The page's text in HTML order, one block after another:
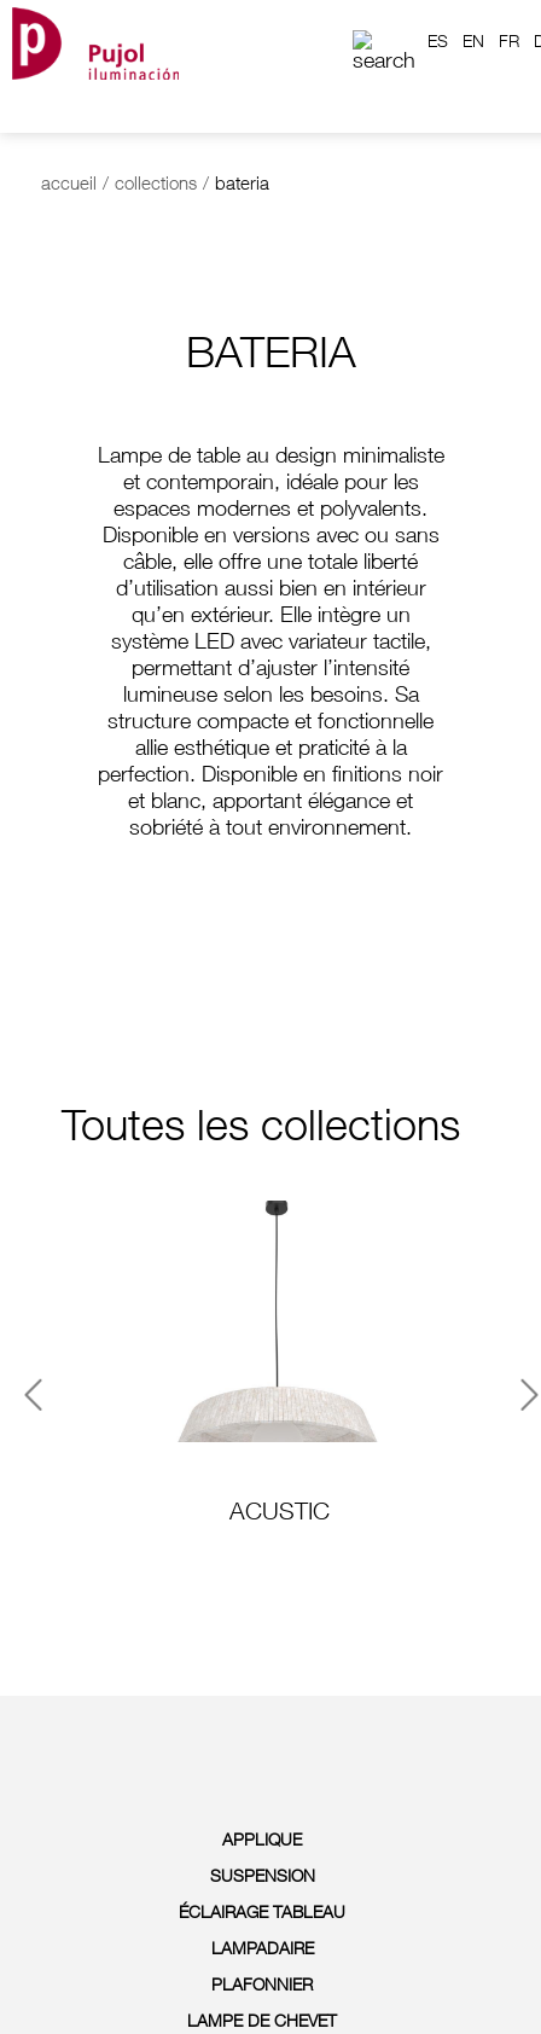
ES EN FR
accueil / collections / bateria
BATERIA
Lampe de table au design minimaliste
et contemporain, idéale pour les
espaces modernes et polyvalents.
Disponible en versions avec ou sans
câble, elle offre une totale liberté
d’utilisation aussi bien en intérieur
qu’en extérieur. Elle intègre un
système LED avec variateur tactile,
permettant d’ajuster l’intensité
lumineuse selon les besoins. Sa
structure compacte et fonctionnelle
allie esthétique et praticité à la
perfection. Disponible en finitions noir
et blanc, apportant élégance et
sobriété à tout environnement.
Toutes les collections
Previous
ACUSTIC
APPLIQUE
SUSPENSION
ÉCLAIRAGE TABLEAU
LAMPADAIRE
PLAFONNIER
LAMPE DE CHEVET